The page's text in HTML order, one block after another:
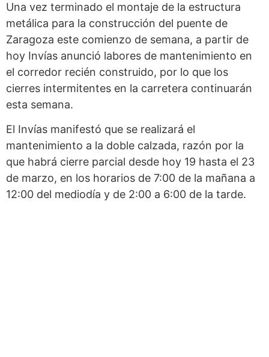
Una vez terminado el montaje de la estructura
metálica para la construcción del puente de
Zaragoza este comienzo de semana, a partir de
hoy Invías anunció labores de mantenimiento en
el corredor recién construido, por lo que los
cierres intermitentes en la carretera continuarán
esta semana.
El Invías manifestó que se realizará el
mantenimiento a la doble calzada, razón por la
que habrá cierre parcial desde hoy 19 hasta el 23
de marzo, en los horarios de 7:00 de la mañana a
12:00 del mediodía y de 2:00 a 6:00 de la tarde.